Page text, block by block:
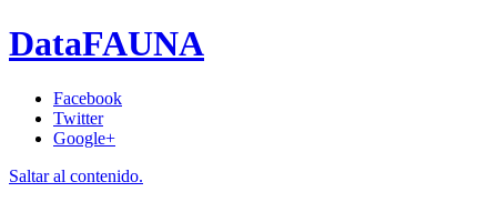
DataFAUNA
Facebook
Twitter
Google+
Saltar al contenido.